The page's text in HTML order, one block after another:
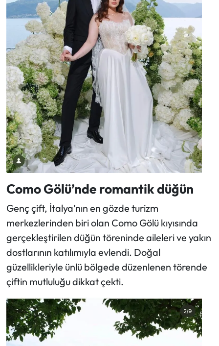
Como Gölü’nde romantik düğün
Genç çift, İtalya’nın en gözde turizm
merkezlerinden biri olan Como Gölü kıyısında
gerçekleştirilen düğün töreninde aileleri ve yakın
dostlarının katılımıyla evlendi. Doğal
güzellikleriyle ünlü bölgede düzenlenen törende
çiftin mutluluğu dikkat çekti.